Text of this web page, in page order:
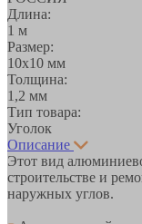
Длина:
1 м
Размер:
10х10 мм
Толщина:
1,2 мм
Тип товара:
Уголок
Описание
Этот вид
строительстве и
наружных углов.